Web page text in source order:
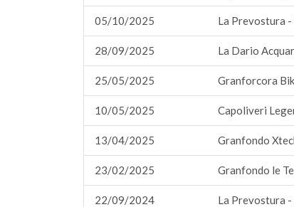
05/10/2025 La Prevostura
28/09/2025 La Dario
25/05/2025 Granforcora
10/05/2025 Capoliveri
13/04/2025 Granfondo
23/02/2025 Granfondo le
22/09/2024 La Prevostura